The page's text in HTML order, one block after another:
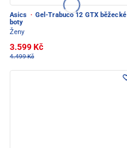
Asics · Gel-Trabuco 12 GTX běžecké
boty
Ženy
3.599 Kč
4.499 Kč